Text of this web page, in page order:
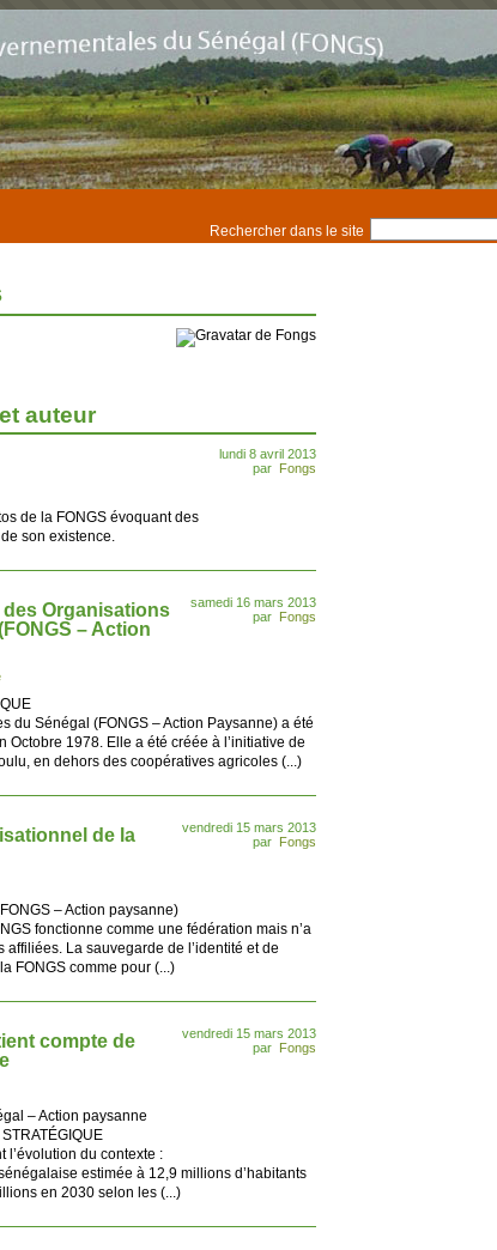
Rechercher dans le site
auteur
lundi 8 avril 2013
par Fongs
de la FONGS évoquant des
son existence.
samedi 16 mars 2013
par Fongs
des Organisations
– Action
du Sénégal (FONGS – Action Paysanne) a été
Octobre 1978. Elle a été créée à l’initiative de
en dehors des coopératives agricoles (...)
vendredi 15 mars 2013
par Fongs
de la
– Action paysanne)
fonctionne comme une fédération mais n’a
La sauvegarde de l’identité et de
FONGS comme pour (...)
vendredi 15 mars 2013
par Fongs
compte de
– Action paysanne
l’évolution du contexte :
estimée à 12,9 millions d’habitants
en 2030 selon les (...)